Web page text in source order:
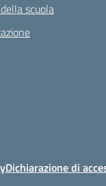
scuola
Dichiarazione di